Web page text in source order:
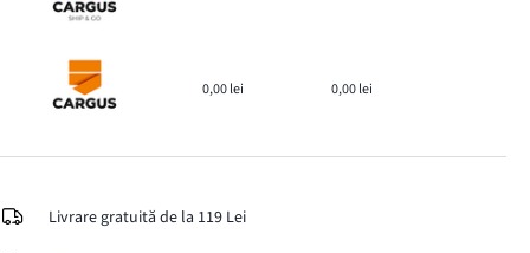
0,00 lei 0,00 lei
Livrare gratuită de la 119 Lei